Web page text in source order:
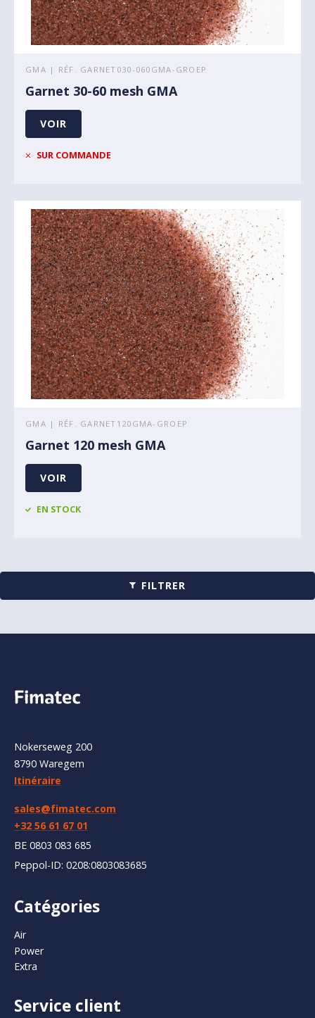
GMA | RÉF. GARNET030-060GMA-GROEP
Garnet 30-60 mesh GMA
VOIR
SUR COMMANDE
GMA | RÉF. GARNET120GMA-GROEP
Garnet 120 mesh GMA
VOIR
EN STOCK
FILTRER
Nokerseweg 200
8790 Waregem
Itinéraire
sales@fimatec.com
+32 56 61 67 01
BE 0803 083 685
Peppol-ID: 0208:0803083685
Catégories
Air
Power
Extra
Service client